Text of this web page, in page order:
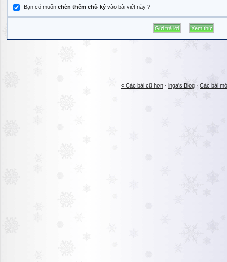
Bạn có muốn chèn thêm chữ ký vào bài viết này ?
« Các bài cũ hơn · inga's Blog · Các bài